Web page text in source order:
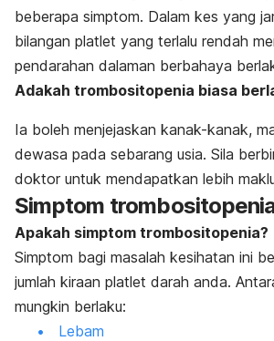
beberapa simptom. Dalam kes yang
bilangan platlet yang terlalu rendah
pendarahan dalaman berbahaya
Adakah trombositopenia biasa
Ia boleh menjejaskan kanak-kanak,
dewasa pada sebarang usia. Sila
doktor untuk mendapatkan lebih
Simptom
Apakah simptom trombositopenia?
Simptom bagi masalah kesihatan ini
jumlah kiraan platlet darah anda.
mungkin berlaku:
Lebam